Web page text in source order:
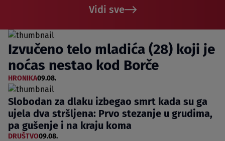
Vidi sve
Izvučeno telo mladića (28) koji je
noćas nestao kod Borče
HRONIKA09.08.
Slobodan za dlaku izbegao smrt kada su ga
ujela dva stršljena: Prvo stezanje u grudima,
pa gušenje i na kraju koma
DRUŠTVO09.08.